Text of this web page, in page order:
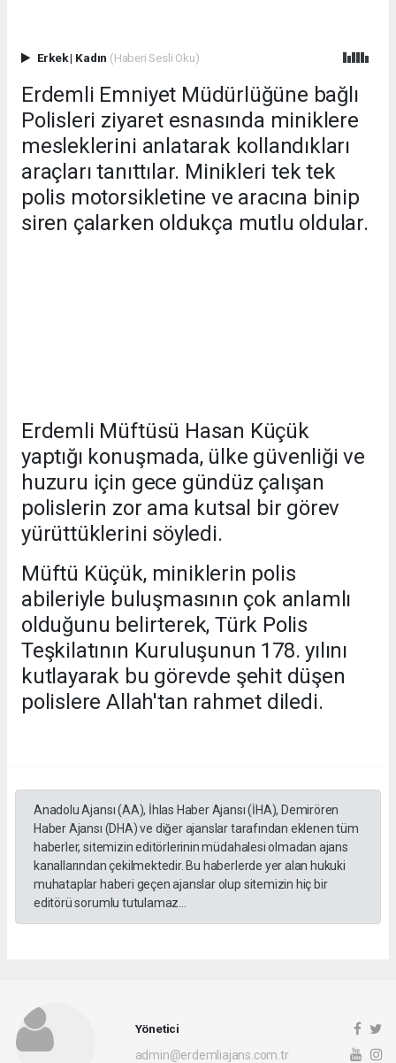
Erkek| Kadın (Haberi Sesli Oku)
Erdemli Emniyet Müdürlüğüne bağlı
Polisleri ziyaret esnasında miniklere
mesleklerini anlatarak kollandıkları
araçları tanıttılar. Minikleri tek tek
polis motorsikletine ve aracına binip
siren çalarken oldukça mutlu oldular.
Erdemli Müftüsü Hasan Küçük
yaptığı konuşmada, ülke güvenliği ve
huzuru için gece gündüz çalışan
polislerin zor ama kutsal bir görev
yürüttüklerini söyledi.
Müftü Küçük, miniklerin polis
abileriyle buluşmasının çok anlamlı
olduğunu belirterek, Türk Polis
Teşkilatının Kuruluşunun 178. yılını
kutlayarak bu görevde şehit düşen
polislere Allah'tan rahmet diledi.
Anadolu Ajansı (AA), İhlas Haber Ajansı (İHA), Demirören
Haber Ajansı (DHA) ve diğer ajanslar tarafından eklenen tüm
haberler, sitemizin editörlerinin müdahalesi olmadan ajans
kanallarından çekilmektedir. Bu haberlerde yer alan hukuki
muhataplar haberi geçen ajanslar olup sitemizin hiç bir
editörü sorumlu tutulamaz...
Yönetici
admin@erdemliajans.com.tr